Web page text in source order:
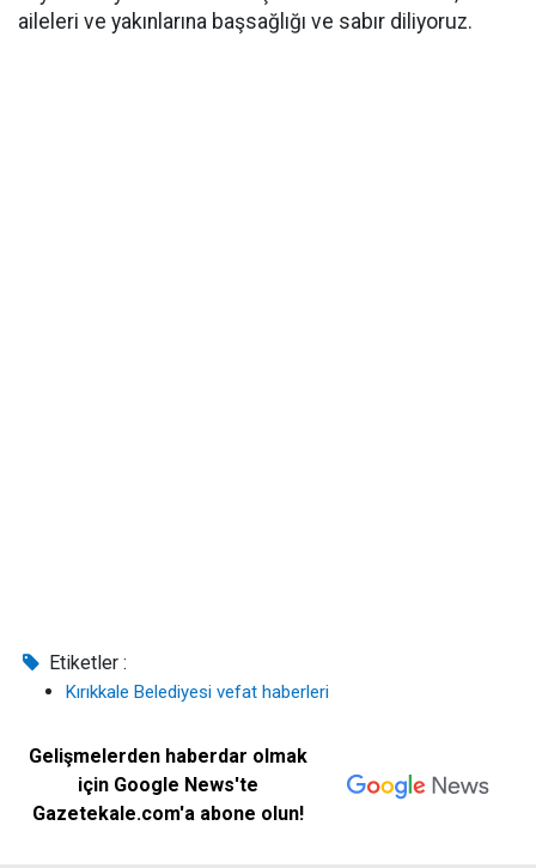
aileleri ve yakınlarına başsağlığı ve sabır diliyoruz.
Etiketler :
Kırıkkale Belediyesi vefat haberleri
Gelişmelerden haberdar olmak
için Google News'te
Gazetekale.com'a abone olun!